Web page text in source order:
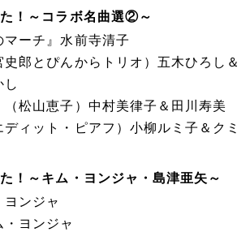
！～コラボ名曲選②～
マーチ』水前寺清子
史郎とぴんからトリオ）五木ひろし＆
し
（松山恵子）中村美律子＆田川寿美
ディット・ピアフ）小柳ルミ子＆クミ
！～キム・ヨンジャ・島津亜矢～
ヨンジャ
・ヨンジャ